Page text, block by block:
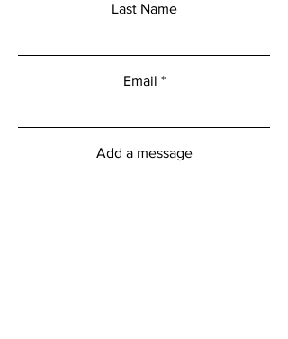
Last Name
Email
Add a message